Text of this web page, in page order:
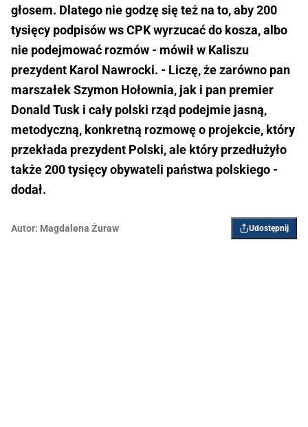
głosem. Dlatego nie godzę się też na to, aby 200
tysięcy podpisów ws CPK wyrzucać do kosza, albo
nie podejmować rozmów - mówił w Kaliszu
prezydent Karol Nawrocki. - Liczę, że zarówno pan
marszałek Szymon Hołownia, jak i pan premier
Donald Tusk i cały polski rząd podejmie jasną,
metodyczną, konkretną rozmowę o projekcie, który
przekłada prezydent Polski, ale który przedłużyło
także 200 tysięcy obywateli państwa polskiego -
dodał.
Autor: Magdalena Żuraw Udostępnij